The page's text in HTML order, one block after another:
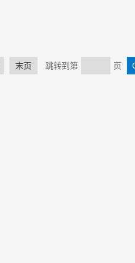
末页 跳转到第 页